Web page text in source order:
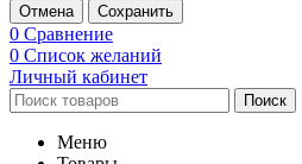
Отмена Сохранить
0 Сравнение
0 Список желаний
Личный кабинет
Поиск
Меню